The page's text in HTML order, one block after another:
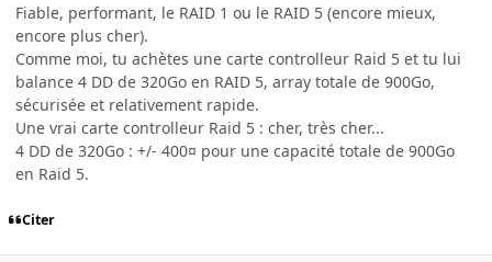
Fiable, performant, le RAID 1 ou le RAID 5 (encore mieux,
encore plus cher).
Comme moi, tu achètes une carte controlleur Raid 5 et tu lui
balance 4 DD de 320Go en RAID 5, array totale de 900Go,
sécurisée et relativement rapide.
Une vrai carte controlleur Raid 5 : cher, très cher...
4 DD de 320Go : +/- 400¤ pour une capacité totale de 900Go
en Raid 5.
Citer